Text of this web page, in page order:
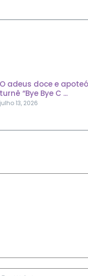
O adeus doce e
turnê “Bye Bye C ...
julho 13, 2026